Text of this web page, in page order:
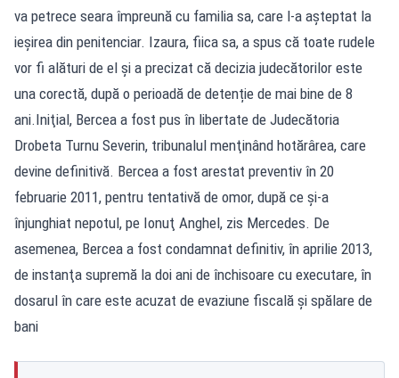
va petrece seara împreună cu familia sa, care l-a așteptat la
ieșirea din penitenciar. Izaura, fiica sa, a spus că toate rudele
vor fi alături de el și a precizat că decizia judecătorilor este
una corectă, după o perioadă de detenție de mai bine de 8
ani.Iniţial, Bercea a fost pus în libertate de Judecătoria
Drobeta Turnu Severin, tribunalul menţinând hotărârea, care
devine definitivă. Bercea a fost arestat preventiv în 20
februarie 2011, pentru tentativă de omor, după ce şi-a
înjunghiat nepotul, pe Ionuţ Anghel, zis Mercedes. De
asemenea, Bercea a fost condamnat definitiv, în aprilie 2013,
de instanţa supremă la doi ani de închisoare cu executare, în
dosarul în care este acuzat de evaziune fiscală şi spălare de
bani